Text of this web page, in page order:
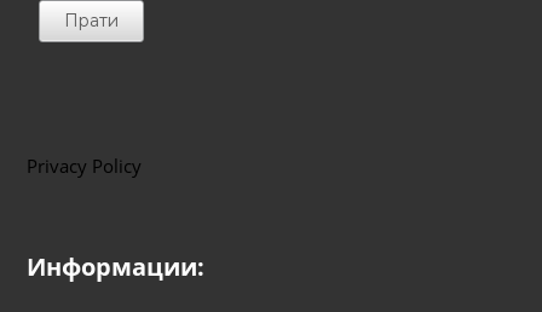
Прати
Privacy Policy
Информации: